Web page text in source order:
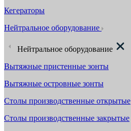
Кегераторы
Нейтральное оборудование
Нейтральное оборудование
Вытяжные пристенные зонты
Вытяжные островные зонты
Столы производственные открытые
Столы производственные закрытые